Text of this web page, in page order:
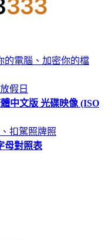
的電腦、加密你的檔
假日
中文版 光碟映像 (ISO
扣駕照牌照
母對照表